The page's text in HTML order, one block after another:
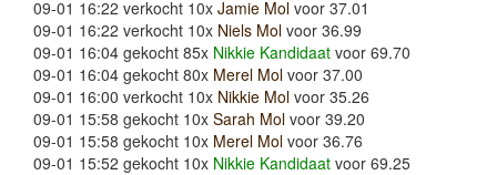
09-01 16:22 verkocht 10x Jamie Mol voor 37.01
09-01 16:22 verkocht 10x Niels Mol voor 36.99
09-01 16:04 gekocht 85x Nikkie Kandidaat voor 69.70
09-01 16:04 gekocht 80x Merel Mol voor 37.00
09-01 16:00 verkocht 10x Nikkie Mol voor 35.26
09-01 15:58 gekocht 10x Sarah Mol voor 39.20
09-01 15:58 gekocht 10x Merel Mol voor 36.76
09-01 15:52 gekocht 10x Nikkie Kandidaat voor 69.25